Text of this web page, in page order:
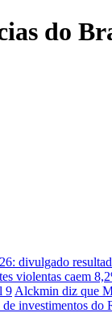
do
divulgado
violentas caem
9 Alckmin diz que
de investimentos